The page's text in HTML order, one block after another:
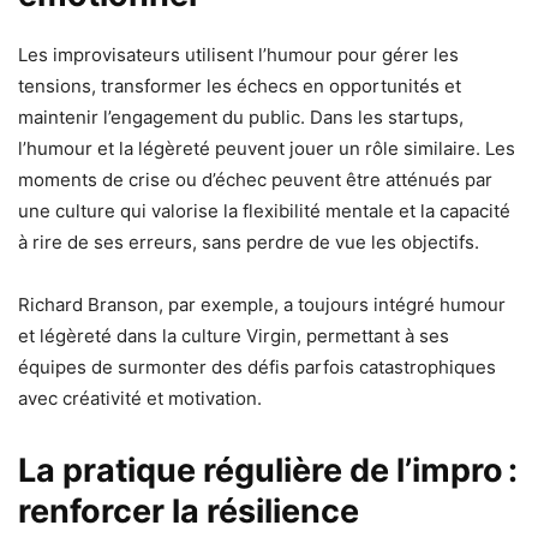
Les improvisateurs utilisent l’humour pour gérer les
tensions, transformer les échecs en opportunités et
maintenir l’engagement du public. Dans les startups,
l’humour et la légèreté peuvent jouer un rôle similaire. Les
moments de crise ou d’échec peuvent être atténués par
une culture qui valorise la flexibilité mentale et la capacité
à rire de ses erreurs, sans perdre de vue les objectifs.
Richard Branson, par exemple, a toujours intégré humour
et légèreté dans la culture Virgin, permettant à ses
équipes de surmonter des défis parfois catastrophiques
avec créativité et motivation.
La pratique régulière de l’impro :
renforcer la résilience